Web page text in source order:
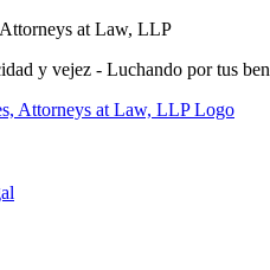
at Law, LLP
y vejez - Luchando por tus